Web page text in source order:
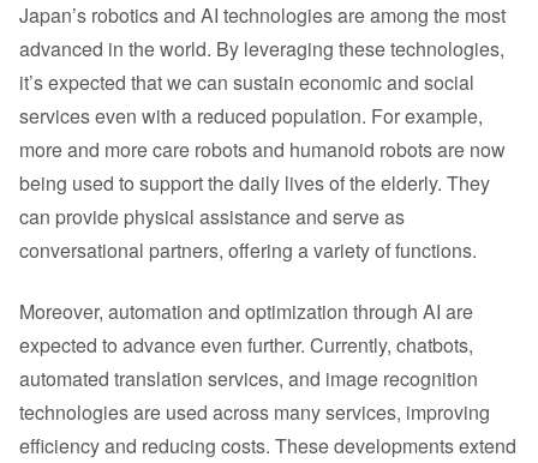
Japan’s robotics and AI technologies are among the most
advanced in the world. By leveraging these technologies,
it’s expected that we can sustain economic and social
services even with a reduced population. For example,
more and more care robots and humanoid robots are now
being used to support the daily lives of the elderly. They
can provide physical assistance and serve as
conversational partners, offering a variety of functions.
Moreover, automation and optimization through AI are
expected to advance even further. Currently, chatbots,
automated translation services, and image recognition
technologies are used across many services, improving
efficiency and reducing costs. These developments extend